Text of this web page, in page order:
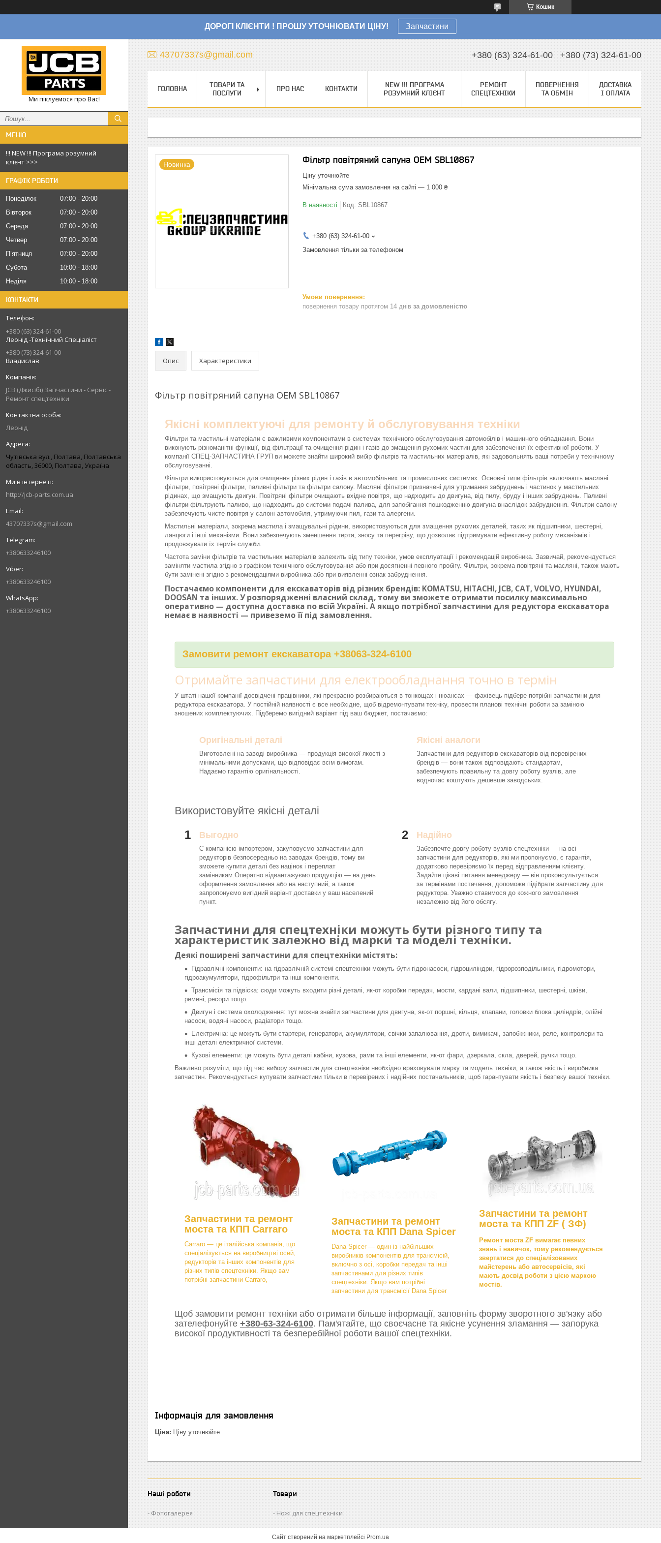
Кошик
ДОРОГІ КЛІЄНТИ ! ПРОШУ УТОЧНЮВАТИ ЦІНУ! Запчастини
Ми піклуємося про Вас!
!!! NEW !!! Програма розумний
клієнт >>>
ГРАФІК РОБОТИ
Понеділок 07:00
20:00
Вівторок
07:00
20:00
Середа
07:00
20:00
Четвер
07:00
20:00
Пʼятниця
07:00
20:00
Субота
10:00
18:00
Неділя
10:00 18:00
КОНТАКТИ
+380 (63) 324-61-00
Леонід -Технічний Спеціаліст
+380 (73) 324-61-00
Владислав
JCB (Джисібі) Запчастини - Сервіс -
Ремонт спецтехніки
Леонід
Чутівська вул., Полтава, Полтавська
область, 36000, Полтава, Україна
http://jcb-parts.com.ua
43707337s@gmail.com
+380633246100
+380633246100
+380633246100
43707337s@gmail.com +380 (63) 324-61-00 +380 (73) 324-61-00
ГОЛОВНА
ТОВАРИ ТА
ПОСЛУГИ
ПРО НАС КОНТАКТИ
NEW !!! ПРОГРАМА
РОЗУМНИЙ КЛІЄНТ
РЕМОНТ
СПЕЦТЕХНІКИ
ПОВЕРНЕННЯ
ТА ОБМІН
ДОСТАВКА
І ОПЛАТА
Новинка Фільтр повітряний сапуна OEM SBL10867
Ціну уточнюйте
Мінімальна сума замовлення на сайті — 1 000 ₴
В наявності Код: SBL10867
+380 (63) 324-61-00
Замовлення тільки за телефоном
повернення товару протягом 14 днів за домовленістю
Опис Характеристики
Фільтр повітряний сапуна OEM SBL10867
Якісні комплектуючі для ремонту й обслуговування техніки
Фільтри та мастильні матеріали є важливими компонентами в системах технічного обслуговування автомобілів і машинного обладнання. Вони
виконують різноманітні функції, від фільтрації та очищення рідин і газів до змащення рухомих частин для забезпечення їх ефективної роботи. У
компанії СПЕЦ-ЗАПЧАСТИНА ГРУП ви можете знайти широкий вибір фільтрів та мастильних матеріалів, які задовольнять ваші потреби у технічному
обслуговуванні.
Фільтри використовуються для очищення різних рідин і газів в автомобільних та промислових системах. Основні типи фільтрів включають масляні
фільтри, повітряні фільтри, паливні фільтри та фільтри салону. Масляні фільтри призначені для утримання забруднень і частинок у мастильних
рідинах, що змащують двигун. Повітряні фільтри очищають вхідне повітря, що надходить до двигуна, від пилу, бруду і інших забруднень. Паливні
фільтри фільтрують паливо, що надходить до системи подачі палива, для запобігання пошкодженню двигуна внаслідок забруднення. Фільтри салону
забезпечують чисте повітря у салоні автомобіля, утримуючи пил, гази та алергени.
Мастильні матеріали, зокрема мастила і змащувальні рідини, використовуються для змащення рухомих деталей, таких як підшипники, шестерні,
ланцюги і інші механізми. Вони забезпечують зменшення тертя, зносу та перегріву, що дозволяє підтримувати ефективну роботу механізмів і
продовжувати їх термін служби.
Частота заміни фільтрів та мастильних матеріалів залежить від типу техніки, умов експлуатації і рекомендацій виробника. Зазвичай, рекомендується
заміняти мастила згідно з графіком технічного обслуговування або при досягненні певного пробігу. Фільтри, зокрема повітряні та масляні, також мають
бути замінені згідно з рекомендаціями виробника або при виявленні ознак забруднення.
Постачаємо компоненти для екскаваторів від різних брендів: KOMATSU, HITACHI, JCB, CAT, VOLVO, HYUNDAI,
DOOSAN та інших. У розпорядженні власний склад, тому ви зможете отримати посилку максимально
оперативно — доступна доставка по всій Україні. А якщо потрібної запчастини для редуктора екскаватора
немає в наявності — привеземо її під замовлення.
Замовити ремонт екскаватора +38063-324-6100
Отримайте запчастини для електрообладнання точно в термін
У штаті нашої компанії досвідчені працівники, які прекрасно розбираються в тонкощах і нюансах — фахівець підбере потрібні запчастини для
редуктора екскаватора. У постійній наявності є все необхідне, щоб відремонтувати техніку, провести планові технічні роботи за заміною
зношених комплектуючих. Підберемо вигідний варіант під ваш бюджет, постачаємо:
Оригінальні деталі
Виготовлені на заводі виробника — продукція високої якості з
мінімальними допусками, що відповідає всім вимогам.
Надаємо гарантію оригінальності.
Якісні аналоги
Запчастини для редукторів екскаваторів від перевірених
брендів — вони також відповідають стандартам,
забезпечують правильну та довгу роботу вузлів, але
водночас коштують дешевше заводських.
Використовуйте якісні деталі
1 Выгодно
Є компанією-імпортером, закуповуємо запчастини для
редукторів безпосередньо на заводах брендів, тому ви
зможете купити деталі без націнок і переплат
замінникам.Оператно відвантажуємо продукцію — на день
оформлення замовлення або на наступний, а також
запропонуємо вигідний варіант доставки у ваш населений
пункт.
2 Надійно
Забезпечте довгу роботу вузлів спецтехніки — на всі
запчастини для редукторів, які ми пропонуємо, є гарантія,
додатково перевіряємо їх перед відправленням клієнту.
Задайте цікаві питання менеджеру — він проконсультується
за термінами постачання, допоможе підібрати запчастину для
редуктора. Уважно ставимося до кожного замовлення
незалежно від його обсягу.
Запчастини для спецтехніки можуть бути різного типу та
характеристик залежно від марки та моделі техніки.
Деякі поширені запчастини для спецтехніки містять:
Гідравлічні компоненти: на гідравлічній системі спецтехніки можуть бути гідронасоси, гідроциліндри, гідророзподільники, гідромотори,
гідроакумулятори, гідрофільтри та інші компоненти.
Трансмісія та підвіска: сюди можуть входити різні деталі, як-от коробки передач, мости, кардані вали, підшипники, шестерні, шківи,
ремені, ресори тощо.
Двигун і система охолодження: тут можна знайти запчастини для двигуна, як-от поршні, кільця, клапани, головки блока циліндрів, олійні
насоси, водяні насоси, радіатори тощо.
Електрична: це можуть бути стартери, генератори, акумулятори, свічки запалювання, дроти, вимикачі, запобіжники, реле, контролери та
інші деталі електричної системи.
Кузові елементи: це можуть бути деталі кабіни, кузова, рами та інші елементи, як-от фари, дзеркала, скла, дверей, ручки тощо.
Важливо розуміти, що під час вибору запчастин для спецтехніки необхідно враховувати марку та модель техніки, а також якість і виробника
запчастин. Рекомендується купувати запчастини тільки в перевірених і надійних постачальників, щоб гарантувати якість і безпеку вашої техніки.
Запчастини та ремонт
моста та КПП Carraro
Carraro — це італійська компанія, що
спеціалізується на виробництві осей,
редукторів та інших компонентів для
різних типів спецтехніки. Якщо вам
потрібні запчастини Carraro,
Запчастини та ремонт
моста та КПП Dana Spicer
Dana Spicer — один із найбільших
виробників компонентів для трансмісій,
включно з осі, коробки передач та інші
запчастинами для різних типів
спецтехніки. Якщо вам потрібні
запчастини для трансмісії Dana Spicer
Запчастини та ремонт
моста та КПП ZF ( ЗФ)
Ремонт моста ZF вимагає певних
знань і навичок, тому рекомендується
звертатися до спеціалізованих
майстерень або автосервісів, які
мають досвід роботи з цією маркою
мостів.
Щоб замовити ремонт техніки або отримати більше інформації, заповніть форму зворотного зв'язку або
зателефонуйте +380-63-324-6100. Пам'ятайте, що своєчасне та якісне усунення зламання — запорука
високої продуктивності та безперебійної роботи вашої спецтехніки.
Інформація для замовлення
Ціна: Ціну уточнюйте
Наші роботи
Фотогалерея
Товари
Ножі для спецтехніки
Сайт створений на маркетплейсі Prom.ua